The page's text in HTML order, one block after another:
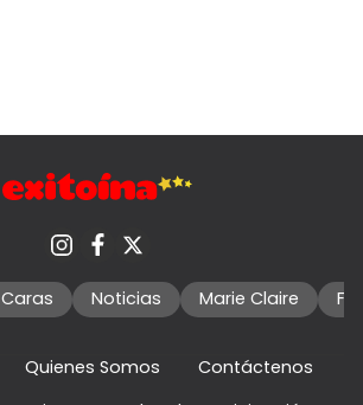
Caras Noticias Marie Claire
Quienes Somos
Contáctenos